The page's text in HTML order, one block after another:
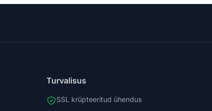
Turvalisus
SSL krüpteeritud ühendus